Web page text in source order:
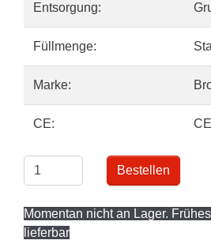
Entsorgung:
Füllmenge:
Marke:
CE:
Bestellen
Momentan nicht an Lager.
lieferbar